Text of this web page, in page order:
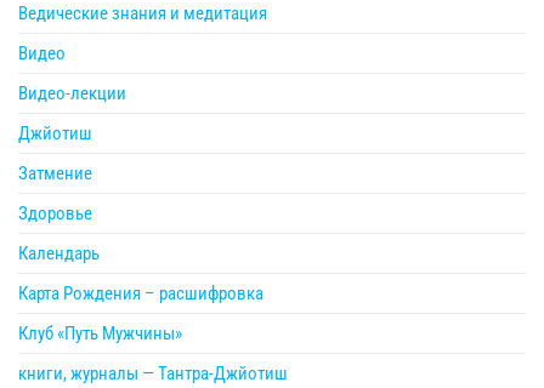
Ведические знания и медитация
Видео
Видео-лекции
Джйотиш
Затмение
Здоровье
Календарь
Карта Рождения – расшифровка
Клуб «Путь Мужчины»
книги, журналы — Тантра-Джйотиш